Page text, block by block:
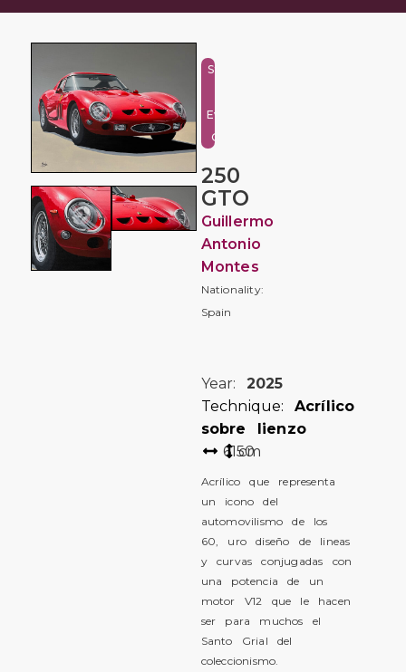
Still Life
Everyday
Objects
250
GTO
Guillermo
Antonio
Montes
Nationality:
Spain
Year: 2025
Technique: Acrílico
sobre lienzo
6150
cm
Acrílico que representa
un icono del
automovilismo de los
60, uro diseño de lineas
y curvas conjugadas con
una potencia de un
motor V12 que le hacen
ser para muchos el
Santo Grial del
coleccionismo.